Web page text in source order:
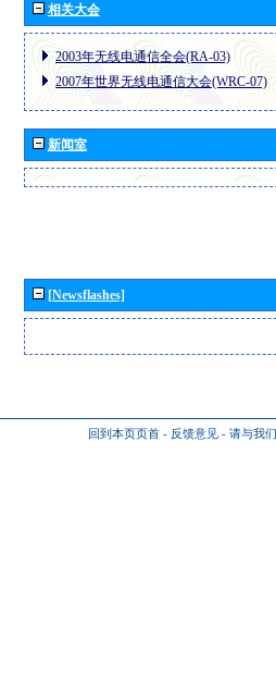
相关大会
2003年无线电通信全会(RA-03)
2007年世界无线电通信大会(WRC-07)
新闻室
[Newsflashes]
回到本页页首 - 反馈意见 - 请与我